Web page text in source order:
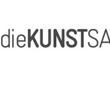
[1]
[2]
mit
Kontaktdaten